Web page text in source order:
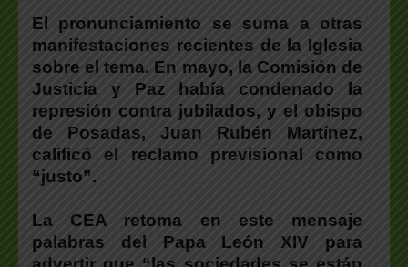
El pronunciamiento se suma a otras
manifestaciones recientes de la Iglesia
sobre el tema. En mayo, la Comisión de
Justicia y Paz había condenado la
represión contra jubilados, y el obispo
de Posadas, Juan Rubén Martínez,
calificó el reclamo previsional como
“justo”.
La CEA retoma en este mensaje
palabras del Papa León XIV para